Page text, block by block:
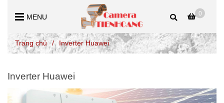
0
MENU
Trang chủ / Inverter Huawei
Inverter Huawei